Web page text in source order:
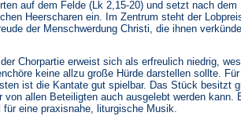
auf dem Felde (Lk 2,15-20) und setzt nach dem
Heerscharen ein. Im Zentrum steht der
der Menschwerdung Christi, die ihnen
Chorpartie erweist sich als erfreulich niedrig,
keine allzu große Hürde darstellen sollte. Für
ist die Kantate gut spielbar. Das Stück besitzt
von allen Beteiligten auch ausgelebt werden kann.
für eine praxisnahe, liturgische Musik.